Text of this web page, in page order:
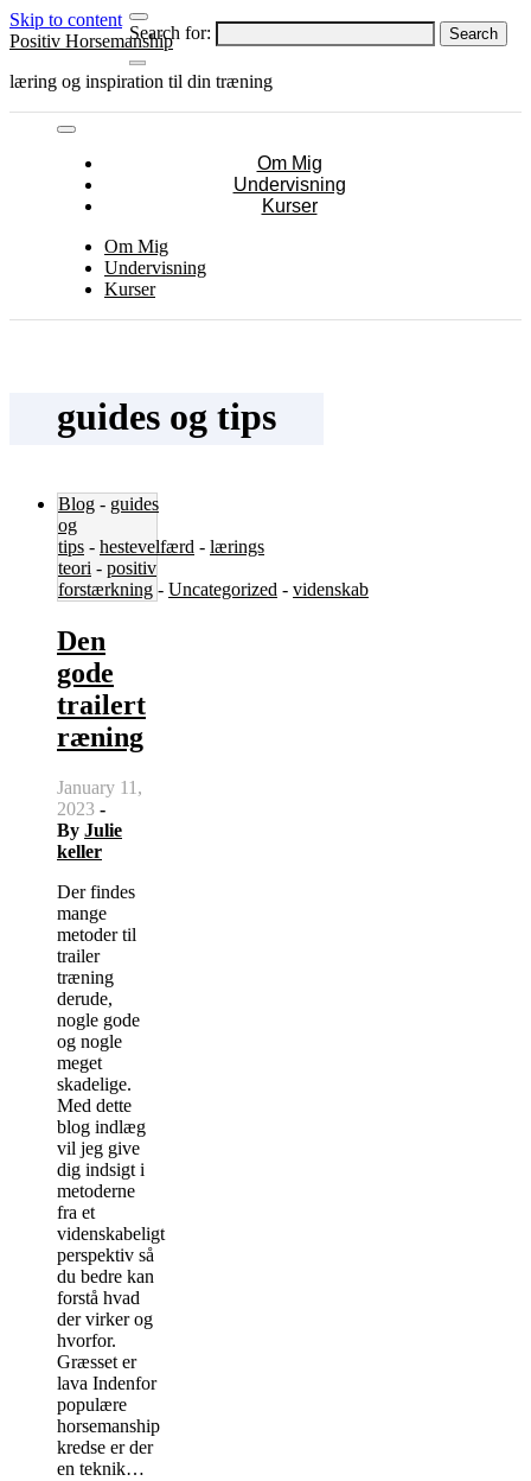
Skip to content
Positiv Horsemanship
læring og inspiration til din træning
Om Mig
Undervisning
Kurser
Om Mig
Undervisning
Kurser
Search for:
guides og tips
Blog - guides
og
tips - hestevelfærd - lærings
teori - positiv
forstærkning - Uncategorized - videnskab
Den
gode
trailert
ræning
January 11,
2023 -
By Julie
keller
Der findes
mange
metoder til
trailer
træning
derude,
nogle gode
og nogle
meget
skadelige.
Med dette
blog indlæg
vil jeg give
dig indsigt i
metoderne
fra et
videnskabeligt
perspektiv så
du bedre kan
forstå hvad
der virker og
hvorfor.
Græsset er
lava Indenfor
populære
horsemanship
kredse er der
en teknik…